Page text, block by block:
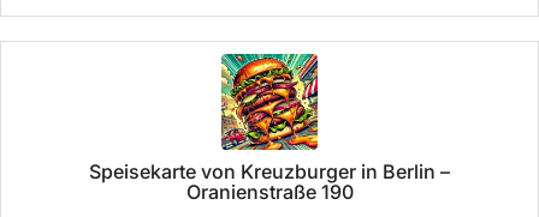
Speisekarte von Kreuzburger in Berlin –
Oranienstraße 190